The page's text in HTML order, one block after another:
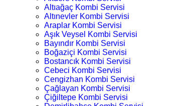
Altıağaç Kombi Servisi
Altınevler Kombi Servisi
Araplar Kombi Servisi
Aşık Veysel Kombi Servisi
Bayındır Kombi Servisi
Boğaziçi Kombi Servisi
Bostancık Kombi Servisi
Cebeci Kombi Servisi
Cengizhan Kombi Servisi
Çağlayan Kombi Servisi
Çiğiltepe Kombi Servisi